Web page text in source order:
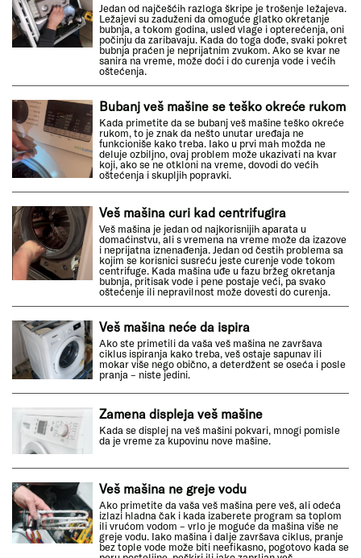
Jedan od najčešćih razloga škripe je trošenje ležajeva.
Ležajevi su zaduženi da omoguće glatko okretanje
bubnja, a tokom godina, usled vlage i opterećenja, oni
počinju da zaribavaju. Kada do toga dođe, svaki pokret
bubnja praćen je neprijatnim zvukom. Ako se kvar ne
sanira na vreme, može doći i do curenja vode i većih
oštećenja.
Bubanj veš mašine se teško okreće rukom
Kada primetite da se bubanj veš mašine teško okreće
rukom, to je znak da nešto unutar uređaja ne
funkcioniše kako treba. Iako u prvi mah možda ne
deluje ozbiljno, ovaj problem može ukazivati na kvar
koji, ako se ne otkloni na vreme, dovodi do većih
oštećenja i skupljih popravki.
Veš mašina curi kad centrifugira
Veš mašina je jedan od najkorisnijih aparata u
domaćinstvu, ali s vremena na vreme može da izazove
i neprijatna iznenađenja. Jedan od čestih problema sa
kojim se korisnici susreću jeste curenje vode tokom
centrifuge. Kada mašina uđe u fazu bržeg okretanja
bubnja, pritisak vode i pene postaje veći, pa svako
oštećenje ili nepravilnost može dovesti do curenja.
Veš mašina neće da ispira
Ako ste primetili da vaša veš mašina ne završava
ciklus ispiranja kako treba, veš ostaje sapunav ili
mokar više nego obično, a deterdžent se oseća i posle
pranja – niste jedini.
Zamena displeja veš mašine
Kada se displej na veš mašini pokvari, mnogi pomisle
da je vreme za kupovinu nove mašine.
Veš mašina ne greje vodu
Ako primetite da vaša veš mašina pere veš, ali odeća
izlazi hladna čak i kada izaberete program sa toplom
ili vrućom vodom – vrlo je moguće da mašina više ne
greje vodu. Iako mašina i dalje završava ciklus, pranje
bez tople vode može biti neefikasno, pogotovo kada se